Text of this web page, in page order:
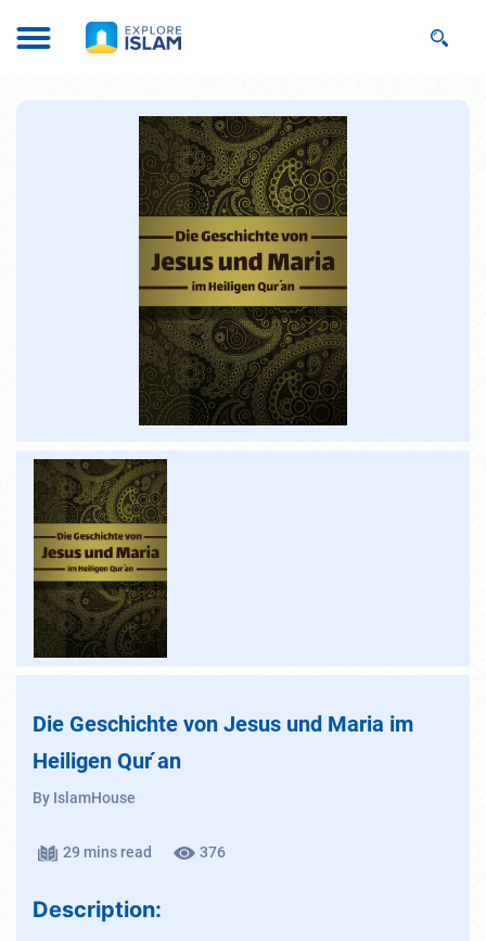
Die Geschichte von Jesus und Maria im
Heiligen Qur ́an
By IslamHouse
29 mins read 376
Description: